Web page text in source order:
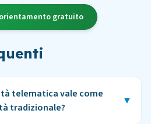
gratuito
telematica vale come
tradizionale?
▼